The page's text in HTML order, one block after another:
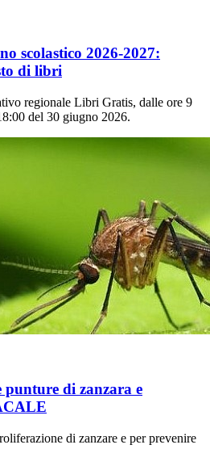
scolastico 2026-2027:
di libri
regionale Libri Gratis, dalle ore 9
del 30 giugno 2026.
punture di zanzara e
di zanzare e per prevenire